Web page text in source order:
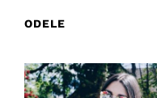
ODELE